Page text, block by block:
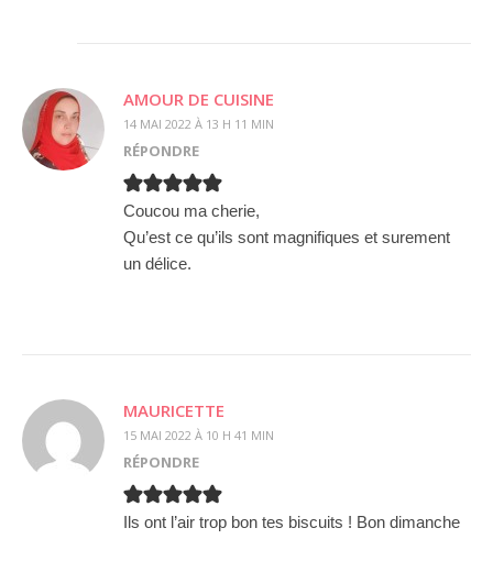
AMOUR DE CUISINE
14 MAI 2022 À 13 H 11 MIN
RÉPONDRE
Coucou ma cherie,
Qu’est ce qu’ils sont magnifiques et surement
un délice.
MAURICETTE
15 MAI 2022 À 10 H 41 MIN
RÉPONDRE
Ils ont l’air trop bon tes biscuits ! Bon dimanche